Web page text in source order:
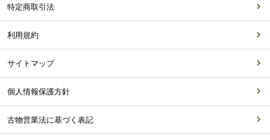
特定商取引法
利用規約
サイトマップ
個人情報保護方針
古物営業法に基づく表記